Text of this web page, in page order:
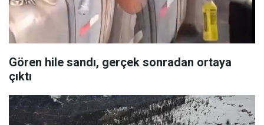
Gören hile sandı, gerçek sonradan ortaya
çıktı